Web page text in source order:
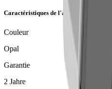
Caractéristiques de l'article
Couleur
Opal
Garantie
2 Jahre